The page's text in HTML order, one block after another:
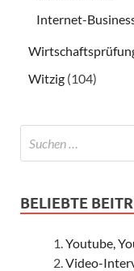
Internet-
Witzig (104)
BELIEBTE
Youtube,
Video-